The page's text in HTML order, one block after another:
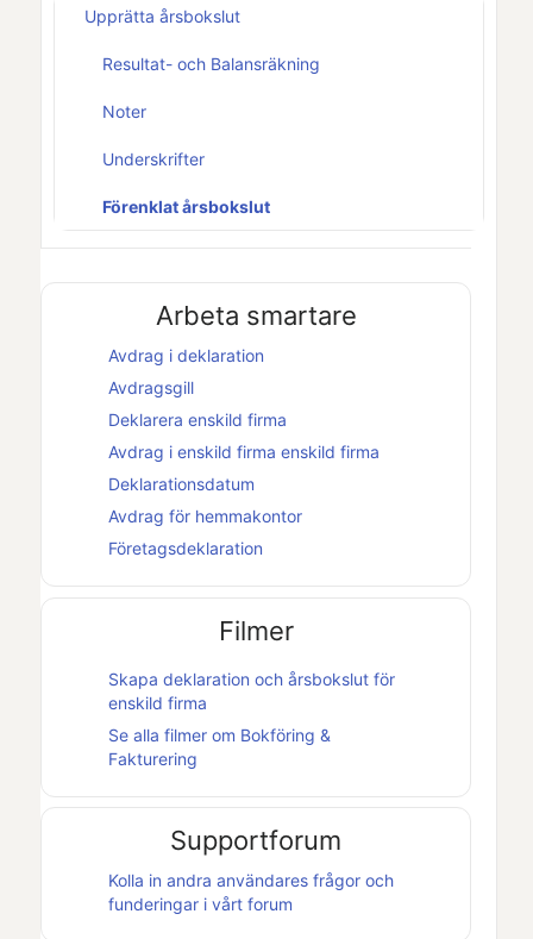
Upprätta årsbokslut
Resultat- och Balansräkning
Noter
Underskrifter
Förenklat årsbokslut
Arbeta smartare
Avdrag i deklaration
Avdragsgill
Deklarera enskild firma
Avdrag i enskild firma enskild firma
Deklarationsdatum
Avdrag för hemmakontor
Företagsdeklaration
Filmer
Skapa deklaration och årsbokslut för
enskild firma
Se alla filmer om Bokföring &
Fakturering
Supportforum
Kolla in andra användares frågor och
funderingar i vårt forum